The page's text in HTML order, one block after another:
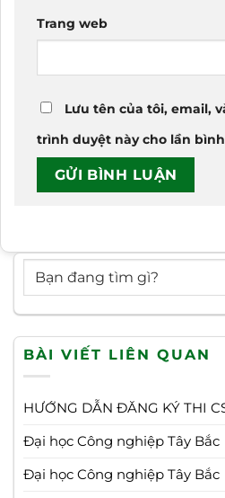
Trang web
Lưu tên của tôi, email,
trình duyệt này cho lần
BÀI VIẾT LIÊN QUAN
HƯỚNG DẪN ĐĂNG KÝ THI
Đại học Công nghiệp Tây Bắc
Đại học Công nghiệp Tây Bắc